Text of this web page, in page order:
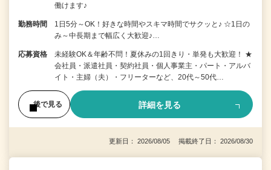
働けます♪
勤務時間
1日5分～OK！好きな時間やスキマ時間でサクッと♪ ☆1日の
み～中長期まで幅広く大歓迎♪…
応募資格
未経験OK＆年齢不問！夏休みの1回きり・単発も大歓迎！ ★
会社員・派遣社員・契約社員・個人事業主・パート・アルバ
イト・主婦（夫）・フリーターなど、20代～50代…
後で見る 詳細を見る
更新日： 2026/08/05 掲載終了日： 2026/08/30